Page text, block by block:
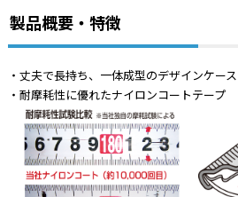
製品概要・特徴
・丈夫で長持ち、一体成型のデザインケース
・耐摩耗性に優れたナイロンコートテープ